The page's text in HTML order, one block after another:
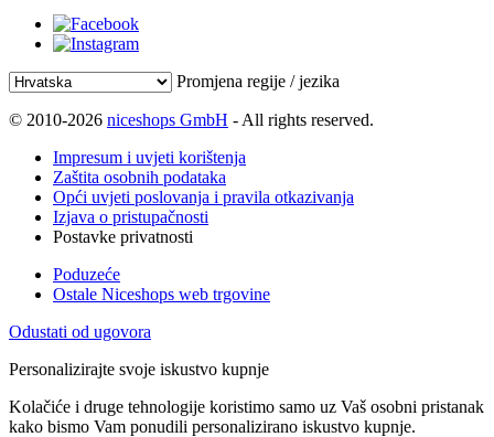
Promjena regije / jezika
© 2010-2026 niceshops GmbH - All rights reserved.
Impresum i uvjeti korištenja
Zaštita osobnih podataka
Opći uvjeti poslovanja i pravila otkazivanja
Izjava o pristupačnosti
Postavke privatnosti
Poduzeće
Ostale Niceshops web trgovine
Odustati od ugovora
Personalizirajte svoje iskustvo kupnje
Kolačiće i druge tehnologije koristimo samo uz Vaš osobni pristanak
kako bismo Vam ponudili personalizirano iskustvo kupnje.